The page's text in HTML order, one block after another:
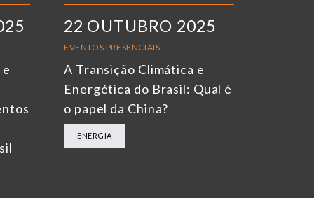
22 OUTUBRO 2025
EVENTOS PRESENCIAIS
A Transição Climática e
Energética do Brasil: Qual é
o papel da China?
ENERGIA